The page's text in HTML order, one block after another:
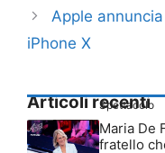
Apple
iPhone X
Articoli recenti
Spettacolo
Maria De
fratello